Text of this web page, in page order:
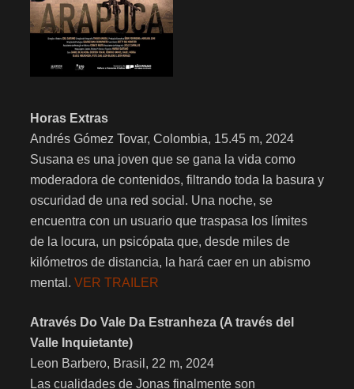
Horas Extras
Andrés Gómez Tovar, Colombia, 15.45 m, 2024
Susana es una joven que se gana la vida como
moderadora de contenidos, filtrando toda la basura y
oscuridad de una red social. Una noche, se
encuentra con un usuario que traspasa los límites
de la locura, un psicópata que, desde miles de
kilómetros de distancia, la hará caer en un abismo
mental. VER TRAILER
Através Do Vale Da Estranheza (A través del
Valle Inquietante)
Leon Barbero, Brasil, 22 m, 2024
Las cualidades de Jonas finalmente son